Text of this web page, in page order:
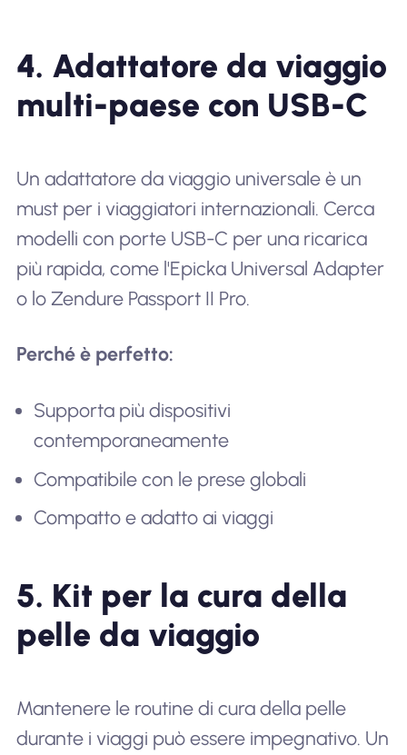
4. Adattatore da viaggio
multi-paese con USB-C
Un adattatore da viaggio universale è un
must per i viaggiatori internazionali. Cerca
modelli con porte USB-C per una ricarica
più rapida, come l'Epicka Universal Adapter
o lo Zendure Passport II Pro.
Perché è perfetto:
Supporta più dispositivi
contemporaneamente
Compatibile con le prese globali
Compatto e adatto ai viaggi
5. Kit per la cura della
pelle da viaggio
Mantenere le routine di cura della pelle
durante i viaggi può essere impegnativo. Un